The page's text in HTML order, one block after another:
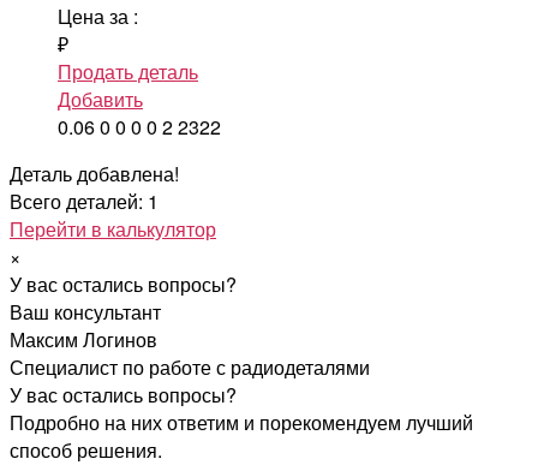
Цена за :
₽
Продать деталь
Добавить
0.060 0 0 0 22322
Деталь добавлена!
Всего деталей: 1
Перейти в калькулятор
×
У вас остались вопросы?
Ваш консультант
Максим Логинов
Специалист по работе с радиодеталями
У вас остались вопросы?
Подробно на них ответим и порекомендуем лучший
способ решения.